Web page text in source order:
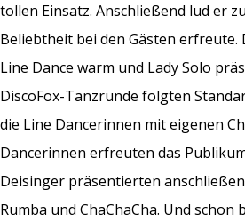
tollen Einsatz. Anschließend lud er
Beliebtheit bei den Gästen
Line Dance warm und Lady Solo
DiscoFox-Tanzrunde folgten
die Line Dancerinnen mit eigenen
Dancerinnen erfreuten das
Deisinger präsentierten
Rumba und ChaChaCha. Und